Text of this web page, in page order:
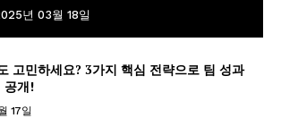
년 03월 18일
고민하세요? 3가지 핵심 전략으로 팀 성과
공개!
17일